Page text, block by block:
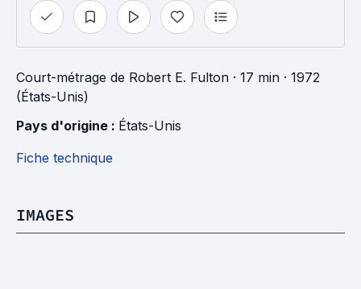
Court-métrage de Robert E. Fulton · 17 min · 1972
(États-Unis)
Pays d'origine : États-Unis
Fiche technique
IMAGES